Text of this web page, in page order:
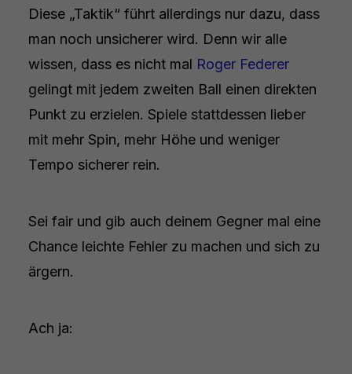
Diese „Taktik“ führt allerdings nur dazu, dass
man noch unsicherer wird. Denn wir alle
wissen, dass es nicht mal Roger Federer
gelingt mit jedem zweiten Ball einen direkten
Punkt zu erzielen. Spiele stattdessen lieber
mit mehr Spin, mehr Höhe und weniger
Tempo sicherer rein.
Sei fair und gib auch deinem Gegner mal eine
Chance leichte Fehler zu machen und sich zu
ärgern.
Ach ja: